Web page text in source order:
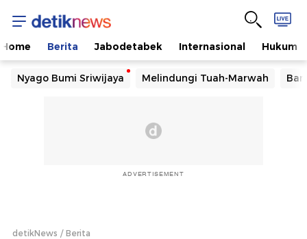
Home Berita Jabodetabek Internasional Hukum
Nyago Bumi Sriwijaya Melindungi Tuah-Marwah
ADVERTISEMENT
detikNews Berita